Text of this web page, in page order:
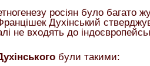
росіян було багато
Духінський
не входять до
були такими: